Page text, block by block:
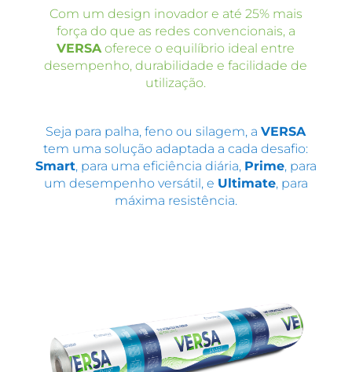
Com um design inovador e até 25% mais
força do que as redes convencionais, a
VERSA oferece o equilíbrio ideal entre
desempenho, durabilidade e facilidade de
utilização.
Seja para palha, feno ou silagem, aVERSA
tem uma solução adaptada a cada desafio:
Smart, para uma eficiência diária, Prime, para
um desempenho versátil, e Ultimate, para
máxima resistência.